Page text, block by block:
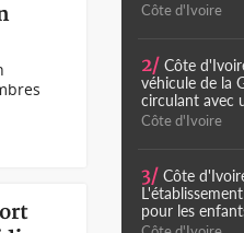
Côte d'Ivoire
2/ Côte
véhicule de la
circulant avec
Côte d'Ivoire
3/ Côte
pour les